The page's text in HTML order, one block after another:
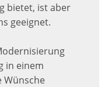
bietet, ist aber
geeignet.
in einem
Wünsche